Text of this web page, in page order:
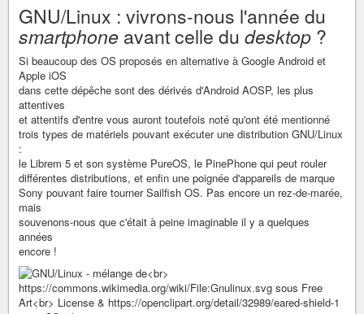
GNU/Linux : vivrons-nous l'année du
smartphone avant celle du desktop ?
Si beaucoup des OS proposés en alternative à Google Android et
Apple iOS
dans cette dépêche sont des dérivés d'Android AOSP, les plus
attentives
et attentifs d'entre vous auront toutefois noté qu'ont été mentionné
trois types de matériels pouvant exécuter une distribution GNU/Linux
:
le Librem 5 et son système PureOS, le PinePhone qui peut rouler
différentes distributions, et enfin une poignée d'appareils de marque
Sony pouvant faire tourner Sailfish OS. Pas encore un rez-de-marée,
mais
souvenons-nous que c'était à peine imaginable il y a quelques
années
encore !